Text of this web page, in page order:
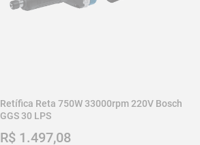
Retífica Reta 750W 33000rpm 220V Bosch
GGS 30 LPS
R$ 1.497,08